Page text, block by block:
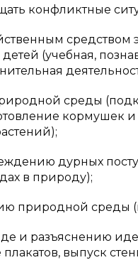
конфликтные
средством
(учебная,
среды
кормушек и
дурных
в природу);
природной среды
и разъяснению
выпуск